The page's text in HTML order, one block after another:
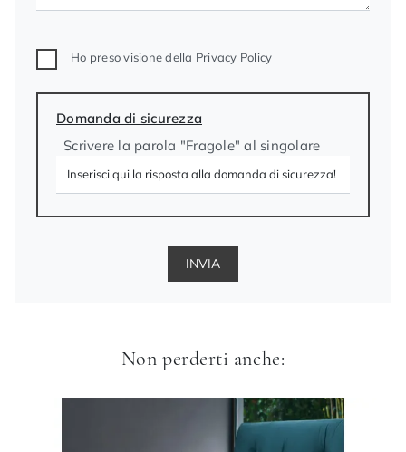
Ho preso visione della Privacy Policy
Domanda di sicurezza
Scrivere la parola "Fragole" al singolare
INVIA
Non perderti anche: